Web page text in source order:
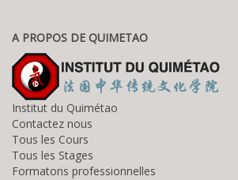
A PROPOS DE QUIMETAO
Institut du Quimétao
Contactez nous
Tous les Cours
Tous les Stages
Formatons professionnelles